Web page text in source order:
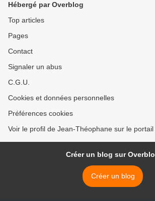
Hébergé par Overblog
Top articles
Pages
Contact
Signaler un abus
C.G.U.
Cookies et données personnelles
Préférences cookies
Voir le profil de Jean-Théophane sur le portail
Créer un blog sur
Créer un blog